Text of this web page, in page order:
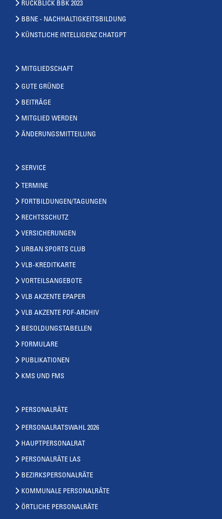
RÜCKBLICK BBK 2023
BBNE - NACHHALTIGKEITSBILDUNG
KÜNSTLICHE INTELLIGENZ CHATGPT
MITGLIEDSCHAFT
GUTE GRÜNDE
BEITRÄGE
MITGLIED WERDEN
ÄNDERUNGSMITTEILUNG
SERVICE
TERMINE
FORTBILDUNGEN/TAGUNGEN
RECHTSSCHUTZ
VERSICHERUNGEN
URBAN SPORTS CLUB
VLB-KREDITKARTE
VORTEILSANGEBOTE
VLB AKZENTE EPAPER
VLB AKZENTE PDF-ARCHIV
BESOLDUNGSTABELLEN
FORMULARE
PUBLIKATIONEN
KMS UND FMS
PERSONALRÄTE
PERSONALRATSWAHL 2026
HAUPTPERSONALRAT
PERSONALRÄTE LAS
BEZIRKSPERSONALRÄTE
KOMMUNALE PERSONALRÄTE
ÖRTLICHE PERSONALRÄTE